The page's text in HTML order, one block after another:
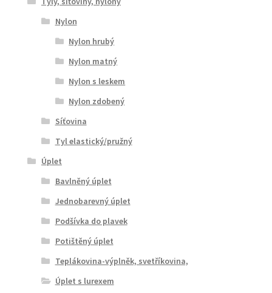
Nylon
Nylon hrubý
Nylon matný
Nylon s leskem
Nylon zdobený
Síťovina
Tyl elastický/pružný
Úplet
Bavlněný úplet
Jednobarevný úplet
Podšívka do plavek
Potištěný úplet
Teplákovina-výplněk, svetříkovina,
Úplet s lurexem